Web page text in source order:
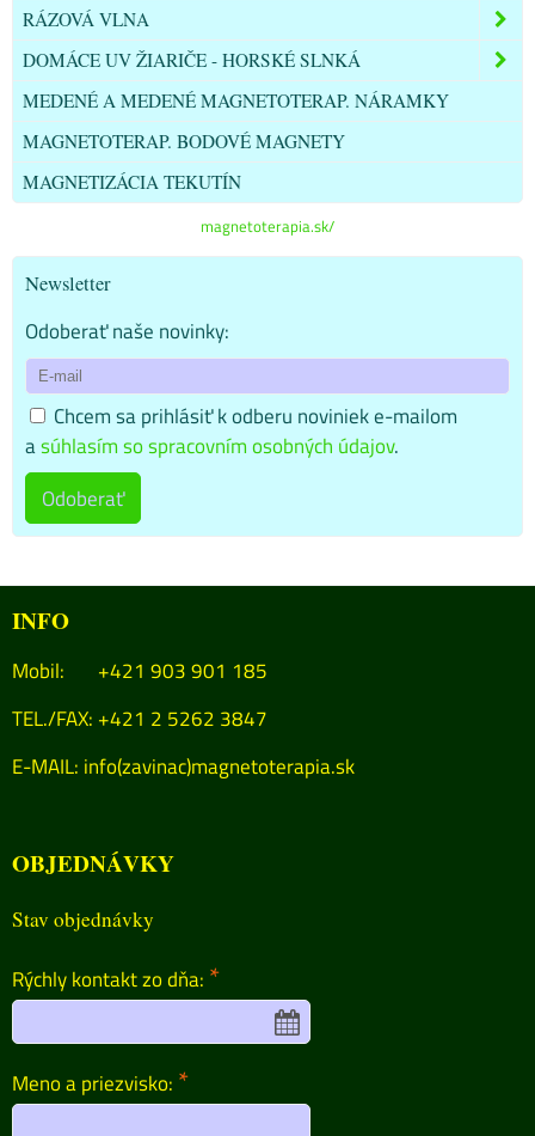
RÁZOVÁ VLNA
DOMÁCE UV ŽIARIČE - HORSKÉ SLNKÁ
MEDENÉ A MEDENÉ MAGNETOTERAP. NÁRAMKY
MAGNETOTERAP. BODOVÉ MAGNETY
MAGNETIZÁCIA TEKUTÍN
magnetoterapia.sk/
Newsletter
Odoberať naše novinky:
Chcem sa prihlásiť k odberu noviniek e-mailom
asúhlasím so spracovním osobných údajov.
Odoberať
INFO
Mobil: +421 903 901 185
TEL./FAX: +421 2 5262 3847
E-MAIL: info(zavinac)magnetoterapia.sk
OBJEDNÁVKY
Stav objednávky
Rýchly kontakt zo dňa: *
Meno a priezvisko: *